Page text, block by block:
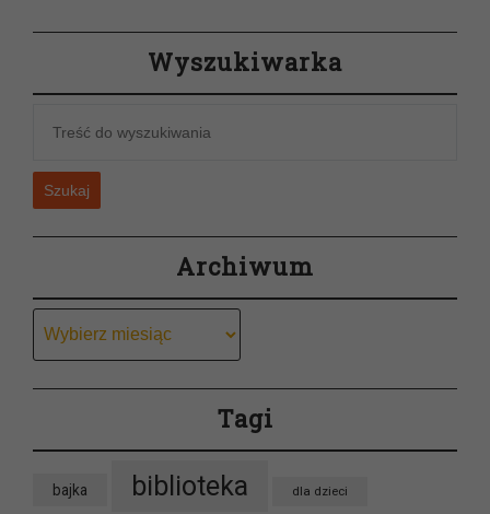
Wyszukiwarka
Szukaj
Archiwum
Tagi
bajka biblioteka dla dzieci